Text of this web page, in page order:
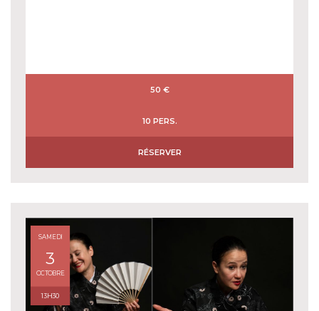
50 €
10 PERS.
RÉSERVER
SAMEDI
3
OCTOBRE
13H30